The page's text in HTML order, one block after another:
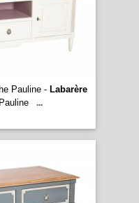
Pauline - Labarère
...